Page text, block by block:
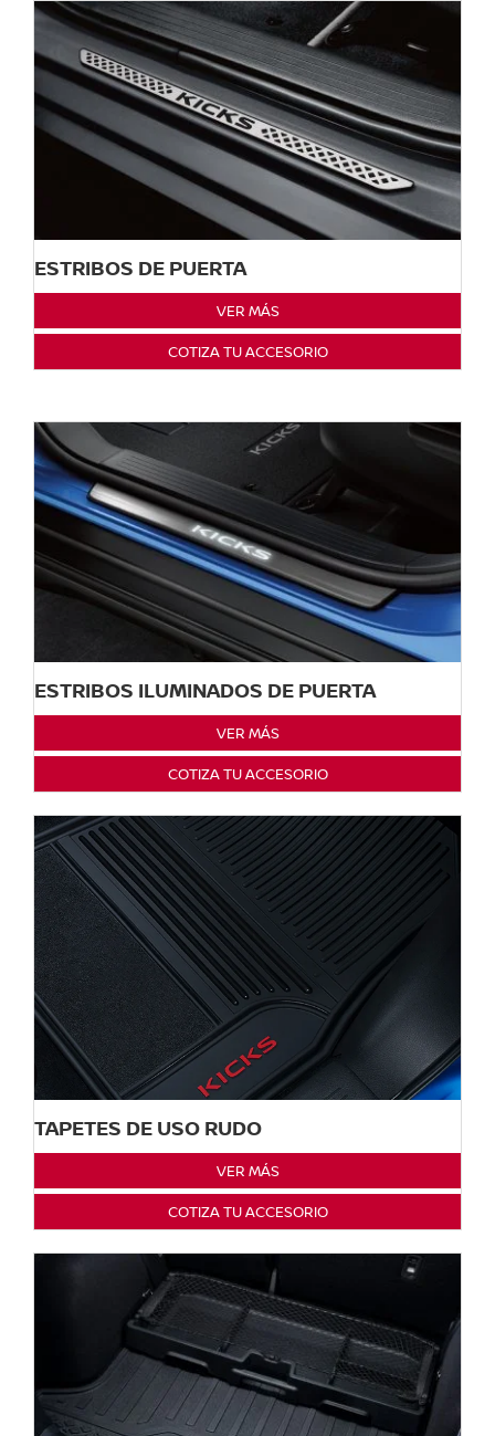
ESTRIBOS DE PUERTA
VER MÁS
COTIZA TU ACCESORIO
ESTRIBOS ILUMINADOS DE PUERTA
VER MÁS
COTIZA TU ACCESORIO
TAPETES DE USO RUDO
VER MÁS
COTIZA TU ACCESORIO